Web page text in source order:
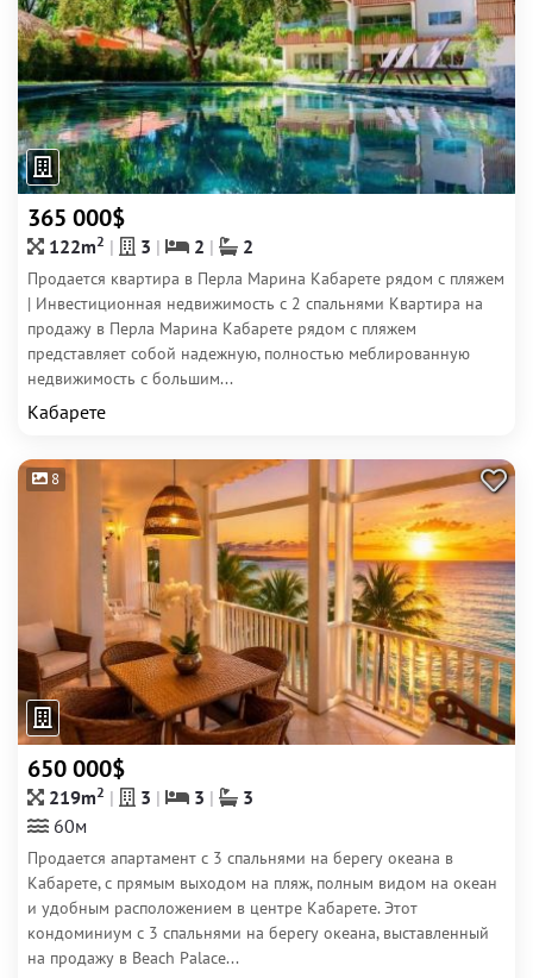
365 000$
122m2 3 2 2
Продается квартира в Перла Марина Кабарете рядом с пляжем
| Инвестиционная недвижимость с 2 спальнями Квартира на
продажу в Перла Марина Кабарете рядом с пляжем
представляет собой надежную, полностью меблированную
недвижимость с большим...
Кабарете
8
650 000$
219m2 3 3
3
60м
Продается апартамент с 3 спальнями на берегу океана в
Кабарете, с прямым выходом на пляж, полным видом на океан
и удобным расположением в центре Кабарете. Этот
кондоминиум с 3 спальнями на берегу океана, выставленный
на продажу в Beach Palace...